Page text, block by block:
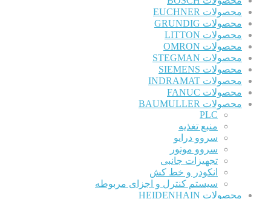
محصولات EUCHNER
محصولات GRUNDIG
محصولات LITTON
محصولات OMRON
محصولات STEGMAN
محصولات SIEMENS
محصولات INDRAMAT
محصولات FANUC
محصولات BAUMULLER
PLC
منبع تغذیه
سروو درایو
سروو موتور
تجهیزات جانبی
انکودر و خط کش
سیستم کنترل و اجزای مربوطه
محصولات HEIDENHAIN